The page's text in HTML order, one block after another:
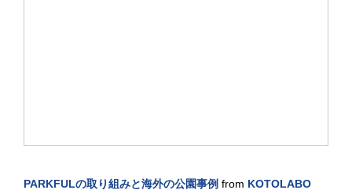
PARKFULの取り組みと海外の公園事例 from KOTOLABO